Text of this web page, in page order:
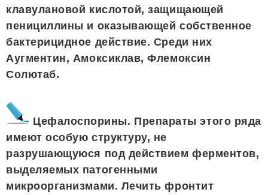
клавулановой кислотой, защищающей
пенициллины и оказывающей собственное
бактерицидное действие. Среди них
Аугментин, Амоксиклав, Флемоксин
Солютаб.
Цефалоспорины. Препараты этого ряда
имеют особую структуру, не
разрушающуюся под действием ферментов,
выделяемых патогенными
микроорганизмами. Лечить фронтит